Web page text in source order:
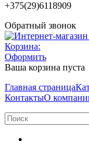
+375(29)6118909
Обратный звонок
Корзина:
Оформить
Ваша корзина пуста
Главная страница
КонтактыО